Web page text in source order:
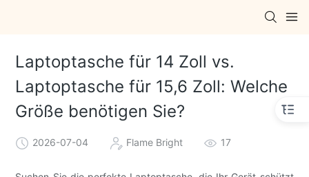
Laptoptasche für 14 Zoll vs.
Laptoptasche für 15,6 Zoll: Welche
Größe benötigen Sie?
2026-07-04 Flame Bright 17